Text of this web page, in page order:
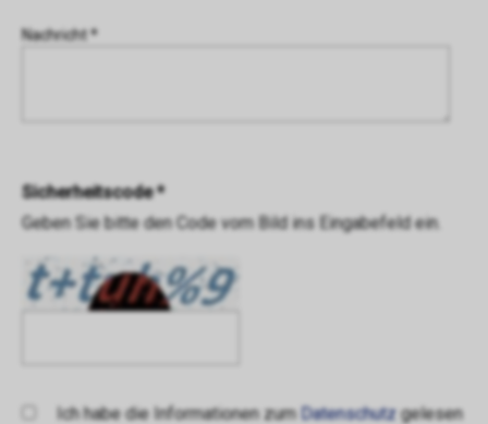
Nachricht *
Sicherheitscode *
Geben Sie bitte den Code vom Bild ins Eingabefeld ein.
Ich habe die Informationen zum Datenschutzgelesen